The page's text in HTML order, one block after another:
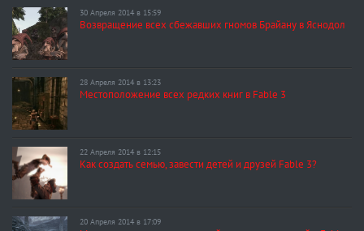
30 Апреля 2014 в 15:59
Возвращение всех сбежавших гномов Брайану в Яснодол
28 Апреля 2014 в 13:23
Местоположение всех редких книг в Fable 3
22 Апреля 2014 в 12:15
Как создать семью, завести детей и друзей Fable 3?
20 Апреля 2014 в 17:09